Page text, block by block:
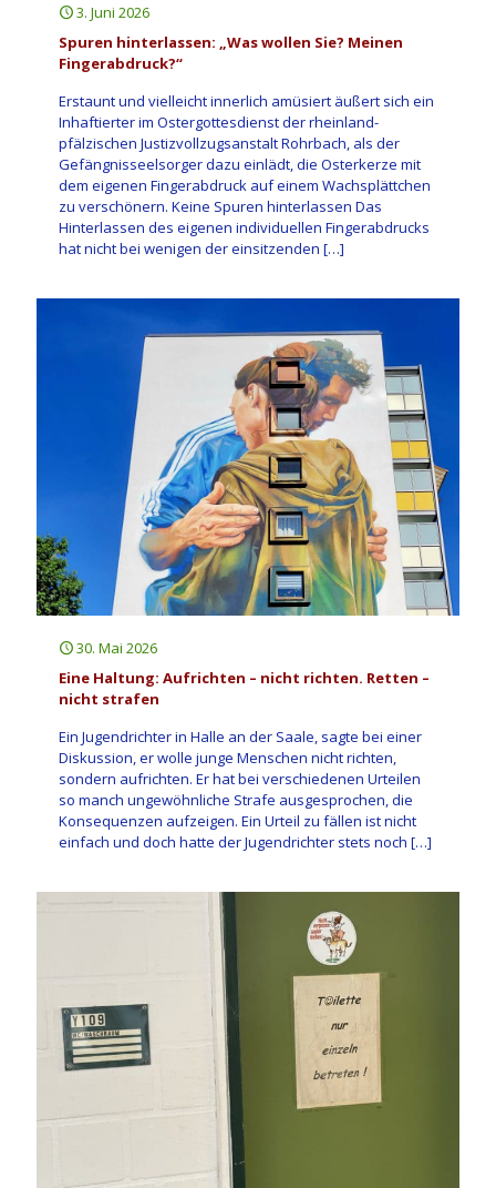
3. Juni 2026
Spuren hinterlassen: „Was wollen Sie? Meinen
Fingerabdruck?“
Erstaunt und vielleicht innerlich amüsiert äußert sich ein
Inhaftierter im Ostergottesdienst der rheinland-
pfälzischen Justizvollzugsanstalt Rohrbach, als der
Gefängnisseelsorger dazu einlädt, die Osterkerze mit
dem eigenen Fingerabdruck auf einem Wachsplättchen
zu verschönern. Keine Spuren hinterlassen Das
Hinterlassen des eigenen individuellen Fingerabdrucks
hat nicht bei wenigen der einsitzenden […]
30. Mai 2026
Eine Haltung: Aufrichten – nicht richten. Retten –
nicht strafen
Ein Jugendrichter in Halle an der Saale, sagte bei einer
Diskussion, er wolle junge Menschen nicht richten,
sondern aufrichten. Er hat bei verschiedenen Urteilen
so manch ungewöhnliche Strafe ausgesprochen, die
Konsequenzen aufzeigen. Ein Urteil zu fällen ist nicht
einfach und doch hatte der Jugendrichter stets noch […]